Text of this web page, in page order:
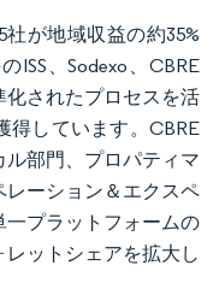
が地域収益の約35%
ISS、Sodexo、CBRE
されたプロセスを活
得しています。CBRE
部門、プロパティマ
ーション＆エクスペ
一プラットフォームの
ットシェアを拡大し